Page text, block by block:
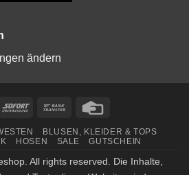
ändern
Sofort
Bank
BLUSEN, KLEIDER & TOPS
HOSEN SALE GUTSCHEIN
All rights reserved. Die Inhalte,